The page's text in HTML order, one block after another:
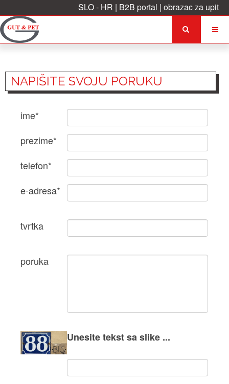
SLO- HR | B2B portal | obrazac za upit
NAPIŠITE SVOJU PORUKU
ime*
prezime*
telefon*
e-adresa*
tvrtka
poruka
Unesite tekst sa slike ...